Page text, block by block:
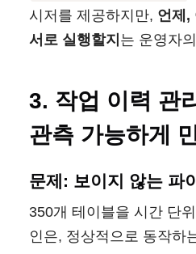
시저를 제공하지만, 언제,
서로 실행할지 는 운영자
3. 작업 이력 관
관측 가능하게
문제: 보이지 않는 파
350개 테이블을 시간 단
인은, 정상적으로 동작하